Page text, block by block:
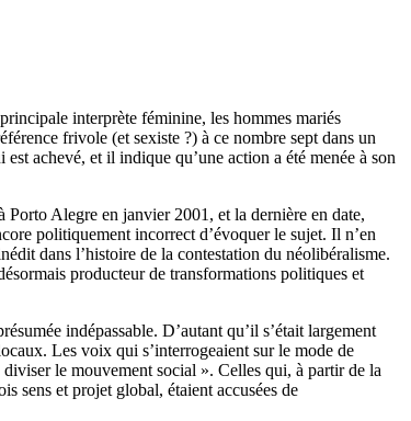
interprète féminine, les hommes mariés
frivole (et sexiste ?) à ce nombre sept dans un
achevé, et il indique qu’une action a été menée à son
Alegre en janvier 2001, et la dernière en date,
politiquement incorrect d’évoquer le sujet. Il n’en
dans l’histoire de la contestation du néolibéralisme.
producteur de transformations politiques et
indépassable. D’autant qu’il s’était largement
Les voix qui s’interrogeaient sur le mode de
le mouvement social ». Celles qui, à partir de la
sens et projet global, étaient accusées de